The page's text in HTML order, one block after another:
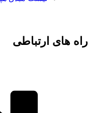
راه های ارتباطی